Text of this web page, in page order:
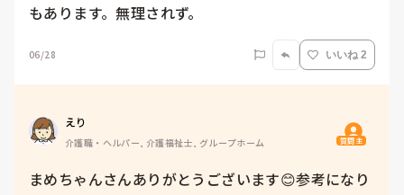
もあります。無理されず。
06/28 いいね 2
えり
介護職・ヘルパー, 介護福祉士, グループホーム 質問主
まめちゃんさんありがとうございます😊参考になり